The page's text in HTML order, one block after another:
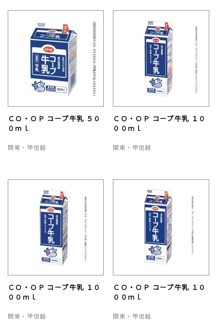
ＣＯ・ＯＰ コープ牛乳 ５０
０ｍｌ
関東・甲信越
ＣＯ・ＯＰ コープ牛乳 １０
００ｍｌ
関東・甲信越
ＣＯ・ＯＰ コープ牛乳 １０
００ｍｌ
関東・甲信越
ＣＯ・ＯＰ コープ牛乳 １０
００ｍｌ
関東・甲信越